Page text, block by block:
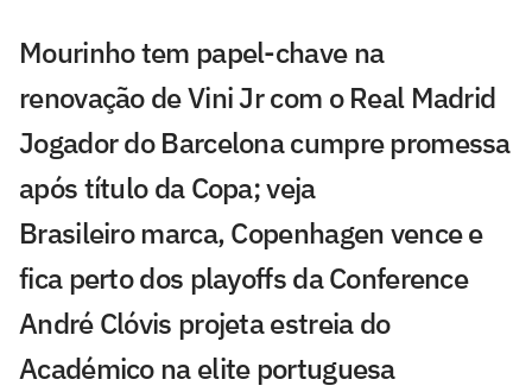
Mourinho tem papel-chave na
renovação de Vini Jr com o Real Madrid
Jogador do Barcelona cumpre promessa
após título da Copa; veja
Brasileiro marca, Copenhagen vence e
fica perto dos playoffs da Conference
André Clóvis projeta estreia do
Académico na elite portuguesa